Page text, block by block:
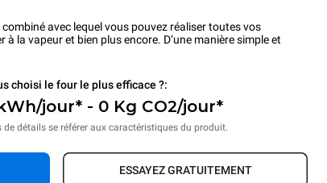
avec lequel vous pouvez réaliser toutes vos
la vapeur et bien plus encore. D’une manière simple et
choisi le four le plus efficace ?:
jour* - 0 Kg CO2/jour*
de détails se référer aux caractéristiques du produit.
ESSAYEZ GRATUITEMENT